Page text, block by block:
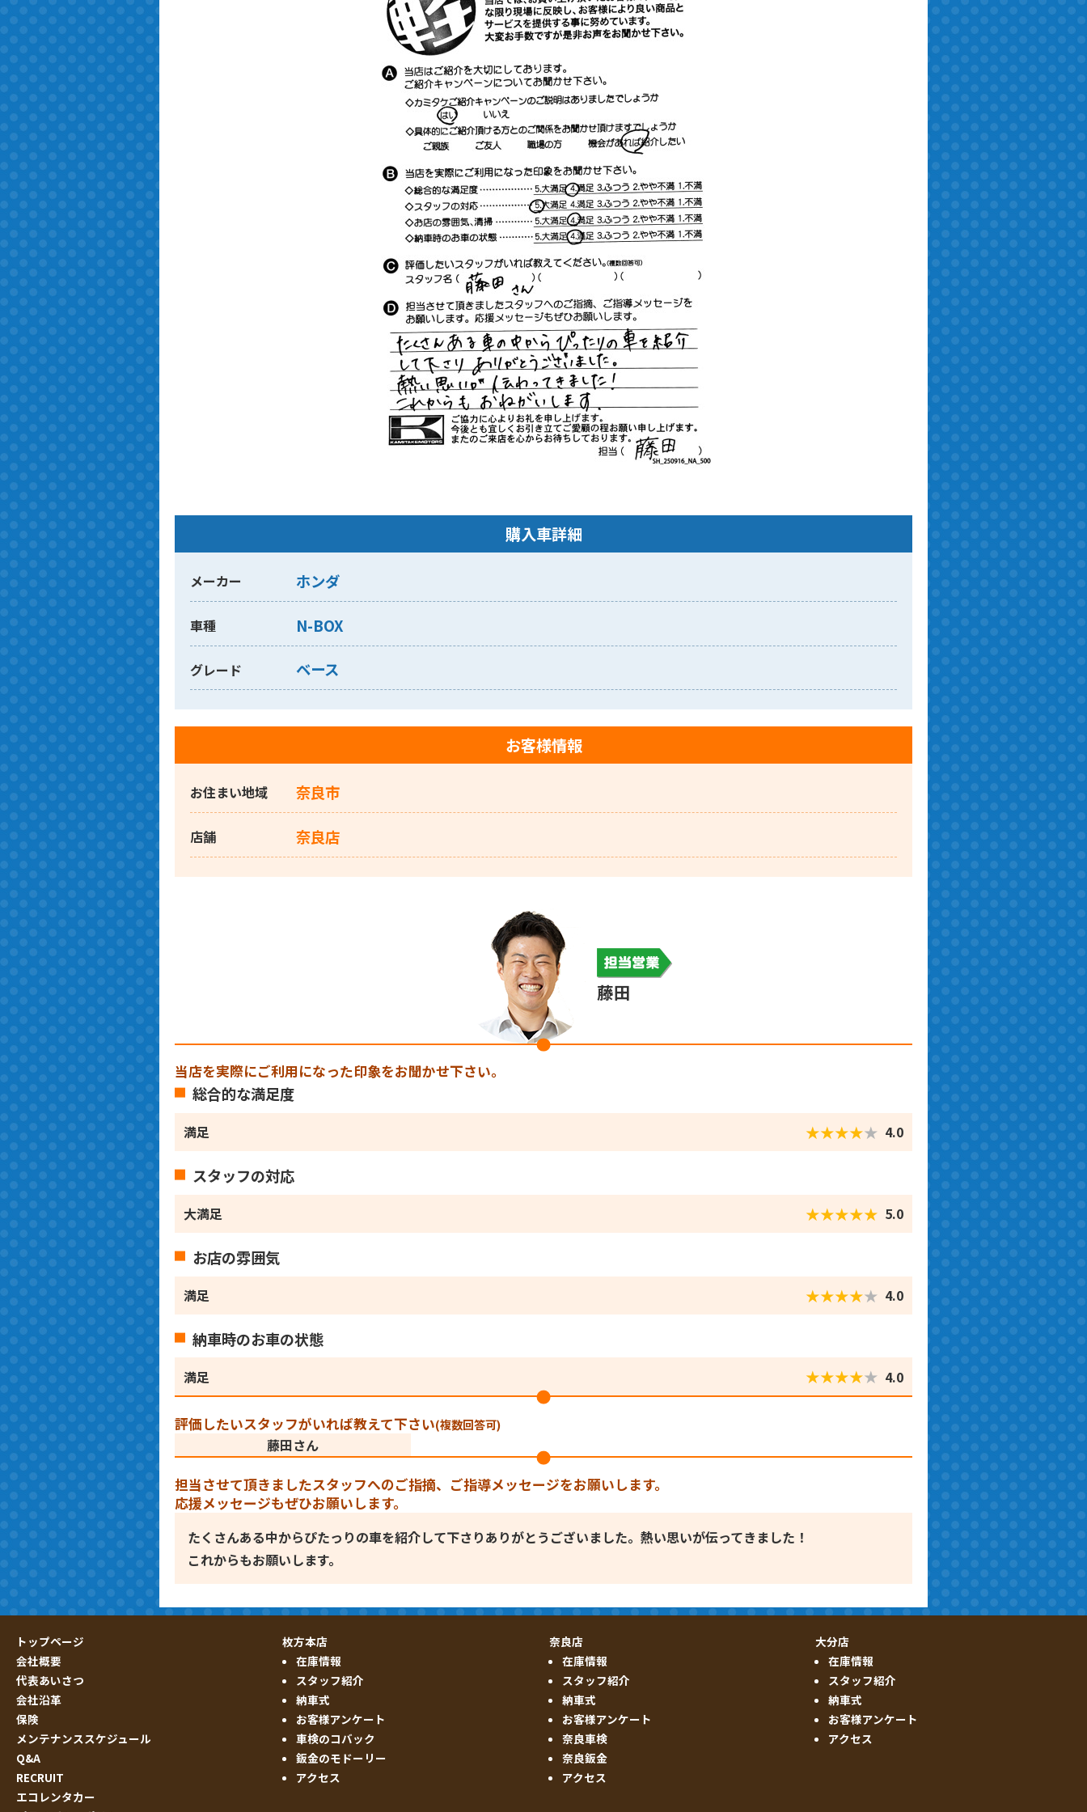
購入車詳細
メーカー ホンダ
車種 N-BOX
グレード ベース
お客様情報
お住まい地域 奈良市
店舗 奈良店
藤田
当店を実際にご利用になった印象をお聞かせ下さい。
総合的な満足度
満足 ★★★★★ 4.0
スタッフの対応
大満足 ★★★★★ 5.0
お店の雰囲気
満足 ★★★★★ 4.0
納車時のお車の状態
満足 ★★★★★ 4.0
評価したいスタッフがいれば教えて下さい(複数回答可)
藤田さん
担当させて頂きましたスタッフへのご指摘、ご指導メッセージをお願いします。
応援メッセージもぜひお願いします。
たくさんある中からぴたっりの車を紹介して下さりありがとうございました。熱い思いが伝ってきました！
これからもお願いします。
トップページ
会社概要
代表あいさつ
会社沿革
保険
メンテナンススケジュール
Q&A
RECRUIT
エコレンタカー
枚方本店
在庫情報
スタッフ紹介
納車式
お客様アンケート
車検のコバック
鈑金のモドーリー
アクセス
奈良店
在庫情報
スタッフ紹介
納車式
お客様アンケート
奈良車検
奈良鈑金
アクセス
大分店
在庫情報
スタッフ紹介
納車式
お客様アンケート
アクセス